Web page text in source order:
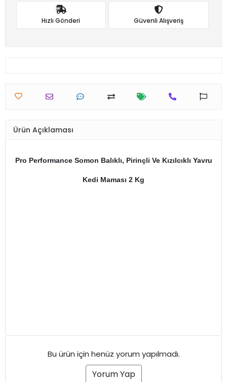
Hızlı Gönderi Güvenli Alışveriş
Ürün Açıklaması
Pro Performance Somon Balıklı, Pirinçli Ve Kızılcıklı Yavru
Kedi Maması 2 Kg
Bu ürün için henüz yorum yapılmadı.
Yorum Yap